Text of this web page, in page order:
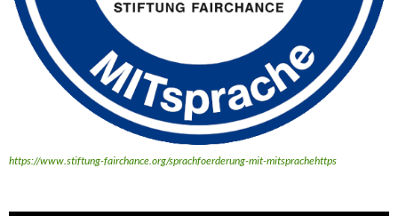
https://www.stiftung-fairchance.org/sprachfoerderung-mit-mitsprachehttps